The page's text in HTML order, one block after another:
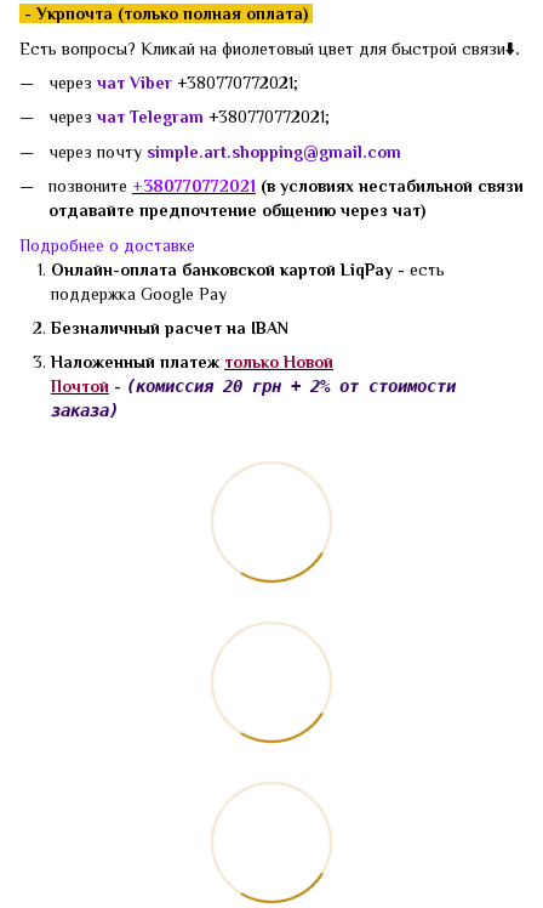
-Укрпочта (только полная оплата)
Есть вопросы? Кликай на фиолетовый цвет для быстрой связи⬇️.
через чат Viber +380770772021;
через чат Telegram +380770772021;
через почту simple.art.shopping@gmail.com
позвоните +380770772021 (в условиях нестабильной связи
отдавайте предпочтение общению через чат)
Подробнее о доставке
Онлайн-оплата банковской картой LiqPay - есть
поддержка Google Pay
Безналичный расчет на IBAN
Наложенный платеж только Новой
Почтой - (комиссия 20 грн + 2% от стоимости
заказа)